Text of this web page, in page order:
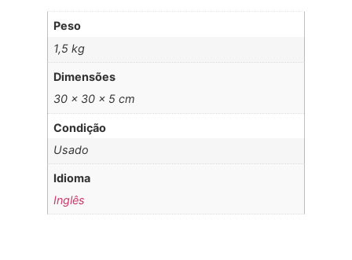
Peso
1,5 kg
Dimensões
30 × 30 × 5 cm
Condição
Usado
Idioma
Inglês